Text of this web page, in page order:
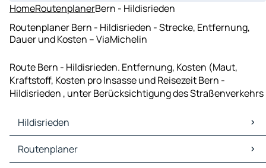
HomeRoutenplanerBern - Hildisrieden
Routenplaner Bern - Hildisrieden - Strecke, Entfernung,
Dauer und Kosten – ViaMichelin
Route Bern - Hildisrieden. Entfernung, Kosten (Maut,
Kraftstoff, Kosten pro Insasse und Reisezeit Bern -
Hildisrieden , unter Berücksichtigung des Straßenverkehrs
Hildisrieden
Hildisrieden Karten Stadtplan
Hildisrieden Verkehr
Routenplaner